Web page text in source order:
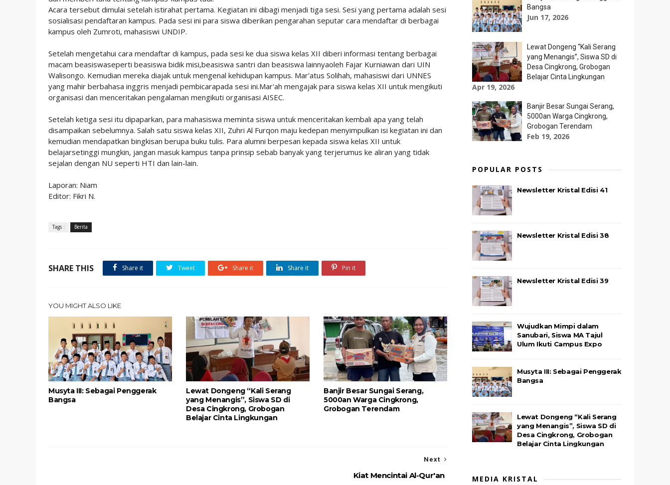
Acara tersebut dimulai setelah istirahat pertama. Kegiatan ini dibagi menjadi tiga sesi. Sesi yang pertama adalah sesi
sosialisasi pendaftaran kampus. Pada sesi ini para siswa diberikan pengarahan seputar cara mendaftar di berbagai
kampus oleh Zumroti, mahasiswi UNDIP.
Setelah mengetahui cara mendaftar di kampus, pada sesi ke dua siswa kelas XII diberi informasi tentang berbagai
macam beasiswaseperti beasiswa bidik misi,beasiswa santri dan beasiswa lainnyaoleh Fajar Kurniawan dari UIN
Walisongo. Kemudian mereka diajak untuk mengenal kehidupan kampus. Mar'atus Solihah, mahasiswi dari UNNES
yang mahir berbahasa inggris menjadi pembicarapada sesi ini.Mar'ah mengajak para siswa kelas XII untuk mengikuti
organisasi dan menceritakan pengalaman mengikuti organisasi AISEC.
Setelah ketiga sesi itu dipaparkan, para mahasiswa meminta siswa untuk menceritakan kembali apa yang telah
disampaikan sebelumnya. Salah satu siswa kelas XII, Zuhri Al Furqon maju kedepan menyimpulkan isi kegiatan ini dan
kemudian mendapatkan bingkisan berupa buku tulis. Para alumni berpesan kepada siswa kelas XII untuk
belajarsetinggi mungkin, jangan masuk kampus tanpa prinsip sebab banyak yang terjerumus ke aliran yang tidak
sejalan dengan NU seperti HTI dan lain-lain.
Laporan: Niam
Editor: Fikri N.
Tags : Berita
SHARE THIS Share it Tweet Share it Share it Pin it
YOU MIGHT ALSO LIKE
Musyta III: Sebagai Penggerak
Bangsa
Lewat Dongeng “Kali Serang
yang Menangis”, Siswa SD di
Desa Cingkrong, Grobogan
Belajar Cinta Lingkungan
Banjir Besar Sungai Serang,
5000an Warga Cingkrong,
Grobogan Terendam
Next
Kiat Mencintai Al-Qur'an
Bangsa
Jun 17, 2026
Lewat Dongeng “Kali Serang
yang Menangis”, Siswa SD di
Desa Cingkrong, Grobogan
Belajar Cinta Lingkungan
Apr 19, 2026
Banjir Besar Sungai Serang,
5000an Warga Cingkrong,
Grobogan Terendam
Feb 19, 2026
POPULAR POSTS
Newsletter Kristal Edisi 41
Newsletter Kristal Edisi 38
Newsletter Kristal Edisi 39
Wujudkan Mimpi dalam
Sanubari, Siswa MA Tajul
Ulum Ikuti Campus Expo
Musyta III: Sebagai Penggerak
Bangsa
Lewat Dongeng “Kali Serang
yang Menangis”, Siswa SD di
Desa Cingkrong, Grobogan
Belajar Cinta Lingkungan
MEDIA KRISTAL